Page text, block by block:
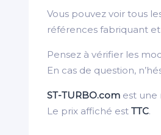
Vous pouvez voir tous
références fabriquant
Pensez à vérifier les
En cas de question,
ST-TURBO.com est une
Le prix affiché est TTC.